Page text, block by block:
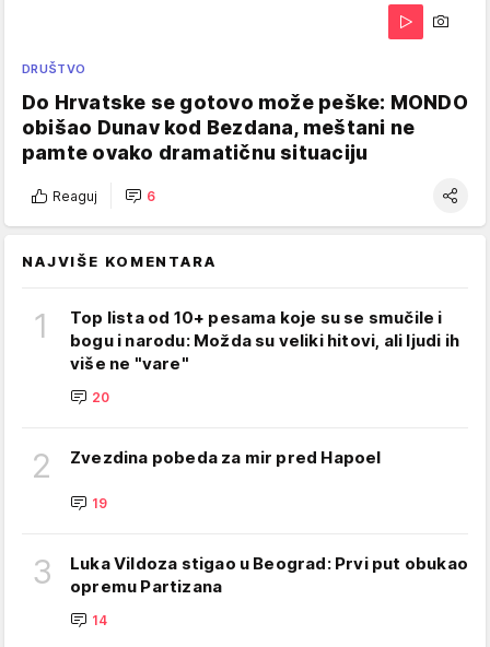
DRUŠTVO
Do Hrvatske se gotovo može peške: MONDO
obišao Dunav kod Bezdana, meštani ne
pamte ovako dramatičnu situaciju
Reaguj 6
NAJVIŠE KOMENTARA
1
Top lista od 10+ pesama koje su se smučile i
bogu i narodu: Možda su veliki hitovi, ali ljudi ih
više ne "vare"
20
2 Zvezdina pobeda za mir pred Hapoel
19
3
Luka Vildoza stigao u Beograd: Prvi put obukao
opremu Partizana
14